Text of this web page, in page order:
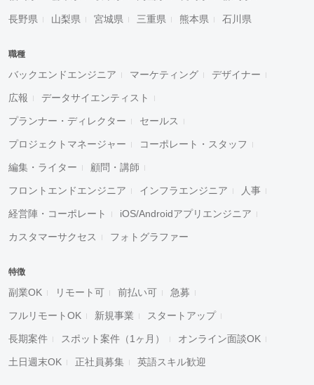
長野県 山梨県 宮城県 三重県 熊本県 石川県
職種
バックエンドエンジニア マーケティング デザイナー
広報 データサイエンティスト
プランナー・ディレクター セールス
プロジェクトマネージャー コーポレート・スタッフ
編集・ライター 顧問・講師
フロントエンドエンジニア インフラエンジニア 人事
経営陣・コーポレート iOS/Androidアプリエンジニア
カスタマーサクセス フォトグラファー
特徴
副業OK リモート可 前払い可 急募
フルリモートOK 新規事業 スタートアップ
長期案件 スポット案件（1ヶ月） オンライン面談OK
土日週末OK 正社員募集 英語スキル歓迎